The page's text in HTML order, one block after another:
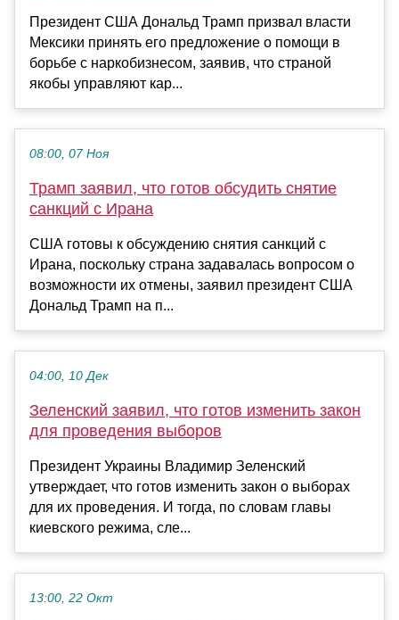
Президент США Дональд Трамп призвал власти
Мексики принять его предложение о помощи в
борьбе с наркобизнесом, заявив, что страной
якобы управляют кар...
08:00, 07 Ноя
Трамп заявил, что готов обсудить снятие
санкций с Ирана
США готовы к обсуждению снятия санкций с
Ирана, поскольку страна задавалась вопросом о
возможности их отмены, заявил президент США
Дональд Трамп на п...
04:00, 10 Дек
Зеленский заявил, что готов изменить закон
для проведения выборов
Президент Украины Владимир Зеленский
утверждает, что готов изменить закон о выборах
для их проведения. И тогда, по словам главы
киевского режима, сле...
13:00, 22 Окт